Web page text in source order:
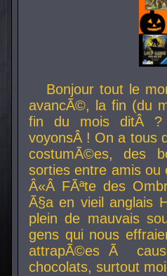
Bonjour tout le
avancÃ©, la fin (du
fin du mois ditÂ ?
voyonsÂ ! On a tous
costumÃ©es, des
sorties entre amis
Â«Â FÃªte des
Ã§a en vieil anglais
plein de mauvais
gens qui nous
attrapÃ©es Ã
chocolats, surtout